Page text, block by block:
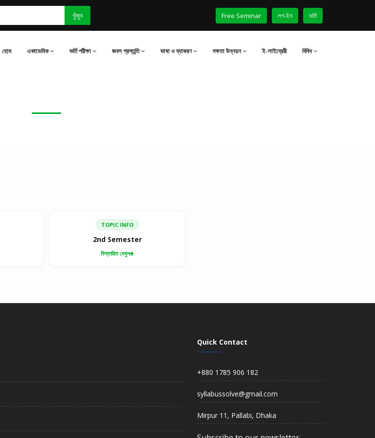
খুঁজুন Free Seminar লগ-ইন ভর্তি
হোম একাডেমিক ভর্তি পরীক্ষা জবস প্রস্তুতি ভাষা ও ব্যাকরণ দক্ষতা উন্নয়ন ই-লাইব্রেরী বিবিধ
TOPIC INFO
2nd Semester
বিস্তারিত দেখুন
Quick Contact
+880 1785 906 182
syllabussolve@gmail.com
Mirpur 11, Pallabi, Dhaka